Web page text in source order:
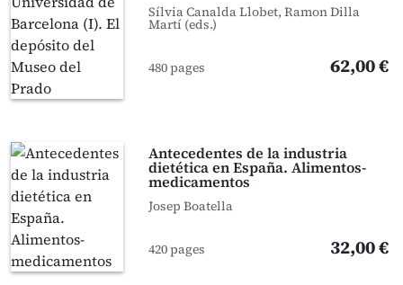
Sílvia Canalda Llobet, Ramon Dilla
Martí (eds.)
480 pages 62,00 €
Antecedentes de la industria
dietética en España. Alimentos-
medicamentos
Josep Boatella
420 pages 32,00 €